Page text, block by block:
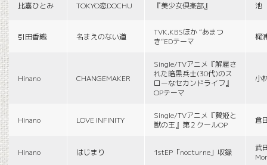
比嘉ひとみ TOKYO恋DOCHU 『美少女倶楽部』 池
引田香織 名まえのない道
TVK,KBSほか “あまつ
き”EDテーマ
梶
Hinano CHANGEMAKER
Single/TVアニメ『解雇さ
れた暗黒兵士(30代)のス
ローなセカンドライフ』
OPテーマ
小
Hinano LOVE INFINITY
Single/TVアニメ『贄姫と
獣の王』第２クールOP
倉
Hinano はじまり 1stEP「nocturne」収録
武